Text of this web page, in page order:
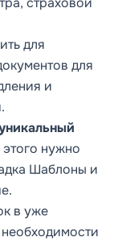
для
для
и
этого нужно
Шаблоны и
в уже